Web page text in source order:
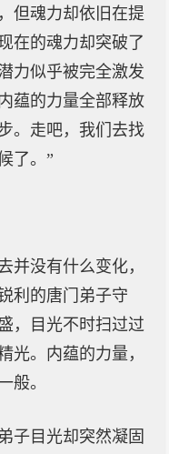
但魂力却依旧在提
在的魂力却突破了
力似乎被完全激发
蕴的力量全部释放
。走吧，我们去找
了。”
并没有什么变化，
利的唐门弟子守
，目光不时扫过过
光。内蕴的力量，
般。
子目光却突然凝固